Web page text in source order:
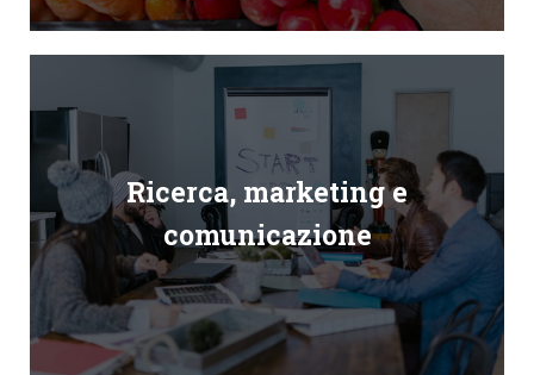
Ricerca, marketing e
comunicazione